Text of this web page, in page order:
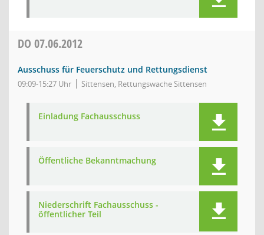
DO 07.06.2012
Ausschuss für Feuerschutz und Rettungsdienst
09:09-15:27 Uhr Sittensen, Rettungswache Sittensen
Einladung Fachausschuss
Öffentliche Bekanntmachung
Niederschrift Fachausschuss -
öffentlicher Teil